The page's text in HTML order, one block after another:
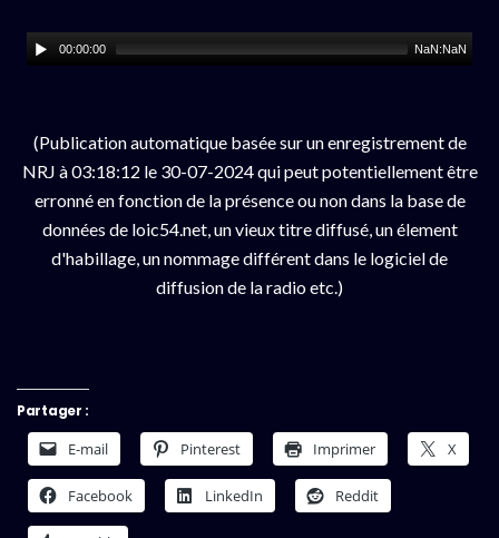
00:00:00 NaN:NaN
(Publication automatique basée sur un enregistrement de
NRJ à 03:18:12 le 30-07-2024 qui peut potentiellement être
erronné en fonction de la présence ou non dans la base de
données de loic54.net, un vieux titre diffusé, un élement
d'habillage, un nommage différent dans le logiciel de
diffusion de la radio etc.)
Partager :
E-mail Pinterest Imprimer X
Facebook LinkedIn Reddit